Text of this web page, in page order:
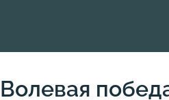
Волевая